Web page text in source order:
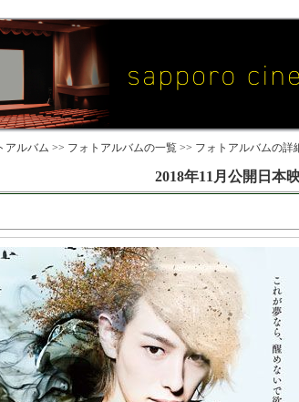
アルバム >> フォトアルバムの一覧 >> フォトアルバムの詳
2018年11月公開日本